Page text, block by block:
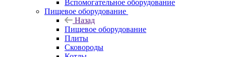
Вспомогательное оборудование
Пищевое оборудование
Назад
Пищевое оборудование
Плиты
Сковороды